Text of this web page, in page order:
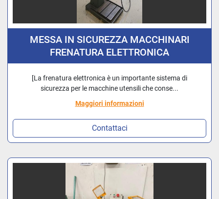
MESSA IN SICUREZZA MACCHINARI
FRENATURA ELETTRONICA
[La frenatura elettronica è un importante sistema di
sicurezza per le macchine utensili che conse...
Maggiori informazioni
Contattaci